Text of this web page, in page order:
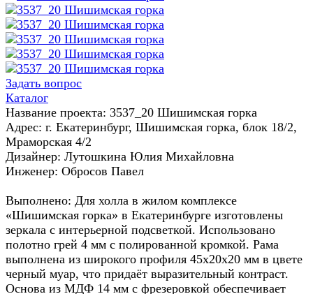
Задать вопрос
Каталог
Название проекта: 3537_20 Шишимская горка
Адрес: г. Екатеринбург, Шишимская горка, блок 18/2,
Мраморская 4/2
Дизайнер: Лутошкина Юлия Михайловна
Инженер: Обросов Павел
Выполнено: Для холла в жилом комплексе
«Шишимская горка» в Екатеринбурге изготовлены
зеркала с интерьерной подсветкой. Использовано
полотно грей 4 мм с полированной кромкой. Рама
выполнена из широкого профиля 45x20x20 мм в цвете
черный муар, что придаёт выразительный контраст.
Основа из МДФ 14 мм с фрезеровкой обеспечивает